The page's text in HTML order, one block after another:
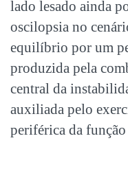
lado lesado ainda
oscilopsia no
equilíbrio por um
produzida pela
central da
auxiliada pelo
periférica da